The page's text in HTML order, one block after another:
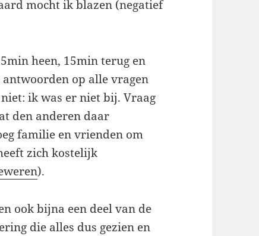
mocht ik blazen (negatief
heen, 15min terug en
op alle vragen
ik was er niet bij. Vraag
den anderen daar
familie en vrienden om
zich kostelijk
).
ook bijna een deel van de
die alles dus gezien en